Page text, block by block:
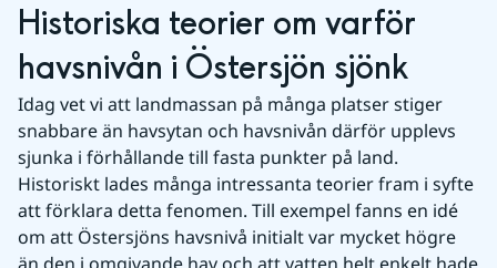
Historiska teorier om varför
havsnivån i Östersjön sjönk
Idag vet vi att landmassan på många platser stiger
snabbare än havsytan och havsnivån därför upplevs
sjunka i förhållande till fasta punkter på land.
Historiskt lades många intressanta teorier fram i syfte
att förklara detta fenomen. Till exempel fanns en idé
om att Östersjöns havsnivå initialt var mycket högre